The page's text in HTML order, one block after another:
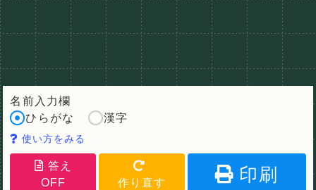
名前入力欄
ひらがな
漢字
使い方をみる
答え
OFF
作り直す 印刷